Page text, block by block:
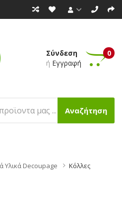
Σύνδεση
ή Εγγραφή
0
Αναζήτηση
Υλικά Decoupage Κόλλες